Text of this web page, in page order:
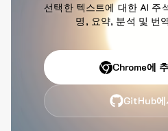
선택한 텍스트에 대한 AI 주
명, 요약, 분석 및 번
Chrome에
GitHub에